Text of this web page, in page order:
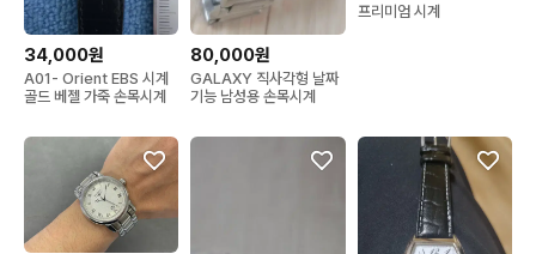
34,000원
A01- Orient EBS 시계
골드 베젤 가죽 손목시계
80,000원
GALAXY 직사각형 날짜
기능 남성용 손목시계
프리미엄 시계